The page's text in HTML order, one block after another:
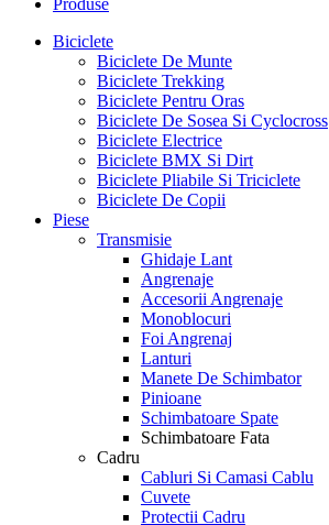
Produse
Biciclete
Biciclete De Munte
Biciclete Trekking
Biciclete Pentru Oras
Biciclete De Sosea Si Cyclocross
Biciclete Electrice
Biciclete BMX Si Dirt
Biciclete Pliabile Si Triciclete
Biciclete De Copii
Piese
Transmisie
Ghidaje Lant
Angrenaje
Accesorii Angrenaje
Monoblocuri
Foi Angrenaj
Lanturi
Manete De Schimbator
Pinioane
Schimbatoare Spate
Schimbatoare Fata
Cadru
Cabluri Si Camasi Cablu
Cuvete
Protectii Cadru